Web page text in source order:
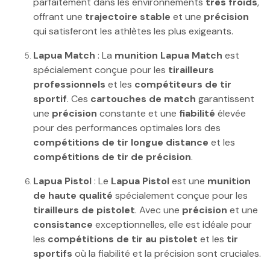
offrant une trajectoire stable et une précision
qui satisferont les athlètes les plus exigeants.
Lapua Match : La munition Lapua Match est
spécialement conçue pour les tirailleurs
professionnels et les compétiteurs de tir
sportif. Ces cartouches de match garantissent
une précision constante et une fiabilité élevée
pour des performances optimales lors des
compétitions de tir longue distance et les
compétitions de tir de précision.
Lapua Pistol: Le Lapua Pistolest une munition
de haute qualité spécialement conçue pour les
tirailleurs de pistolet. Avec une précision et une
consistance exceptionnelles, elle est idéale pour
les compétitions de tir au pistolet et les tir
sportifs où la fiabilité et la précision sont cruciales.